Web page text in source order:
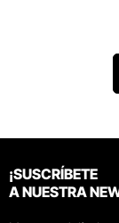
¡SUSCRÍBETE
A NUESTRA